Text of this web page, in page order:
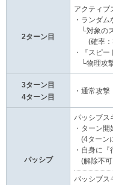
2ターン目
アクティブ
・ランダ
└対象の
(確率：
・『スピ
└物理攻
3ターン目
4ターン目
・通常攻撃
パッシブ
パッシブス
・ターン
(4ターン
・自身に
(解除不
パッシブス